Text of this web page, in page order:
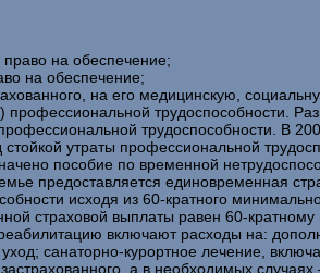
на обеспечение;
на обеспечение;
на его медицинскую,
профессиональной трудоспособности.
трудоспособности. В
утраты профессиональной
пособие по временной
предоставляется единовременная
исходя из 60-кратного
страховой выплаты равен 60-
включают расходы на:
санаторно-курортное лечение,
а в необходимых